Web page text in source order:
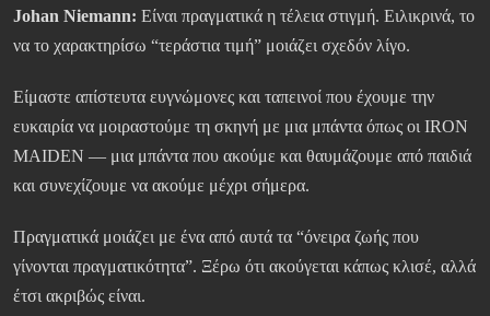
Johan Niemann: Είναι πραγματικά η τέλεια στιγμή. Ειλικρινά, το
να το χαρακτηρίσω “τεράστια τιμή” μοιάζει σχεδόν λίγο.
Είμαστε απίστευτα ευγνώμονες και ταπεινοί που έχουμε την
ευκαιρία να μοιραστούμε τη σκηνή με μια μπάντα όπως οι IRON
MAIDEN — μια μπάντα που ακούμε και θαυμάζουμε από παιδιά
και συνεχίζουμε να ακούμε μέχρι σήμερα.
Πραγματικά μοιάζει με ένα από αυτά τα “όνειρα ζωής που
γίνονται πραγματικότητα”. Ξέρω ότι ακούγεται κάπως κλισέ, αλλά
έτσι ακριβώς είναι.